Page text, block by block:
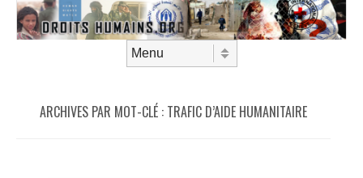
ARCHIVES PAR MOT-CLÉ : TRAFIC D’AIDE HUMANITAIRE